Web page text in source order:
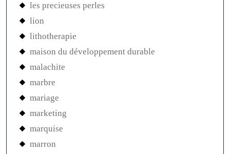
les precieuses perles
lion
lithotherapie
maison du développement durable
malachite
marbre
mariage
marketing
marquise
marron